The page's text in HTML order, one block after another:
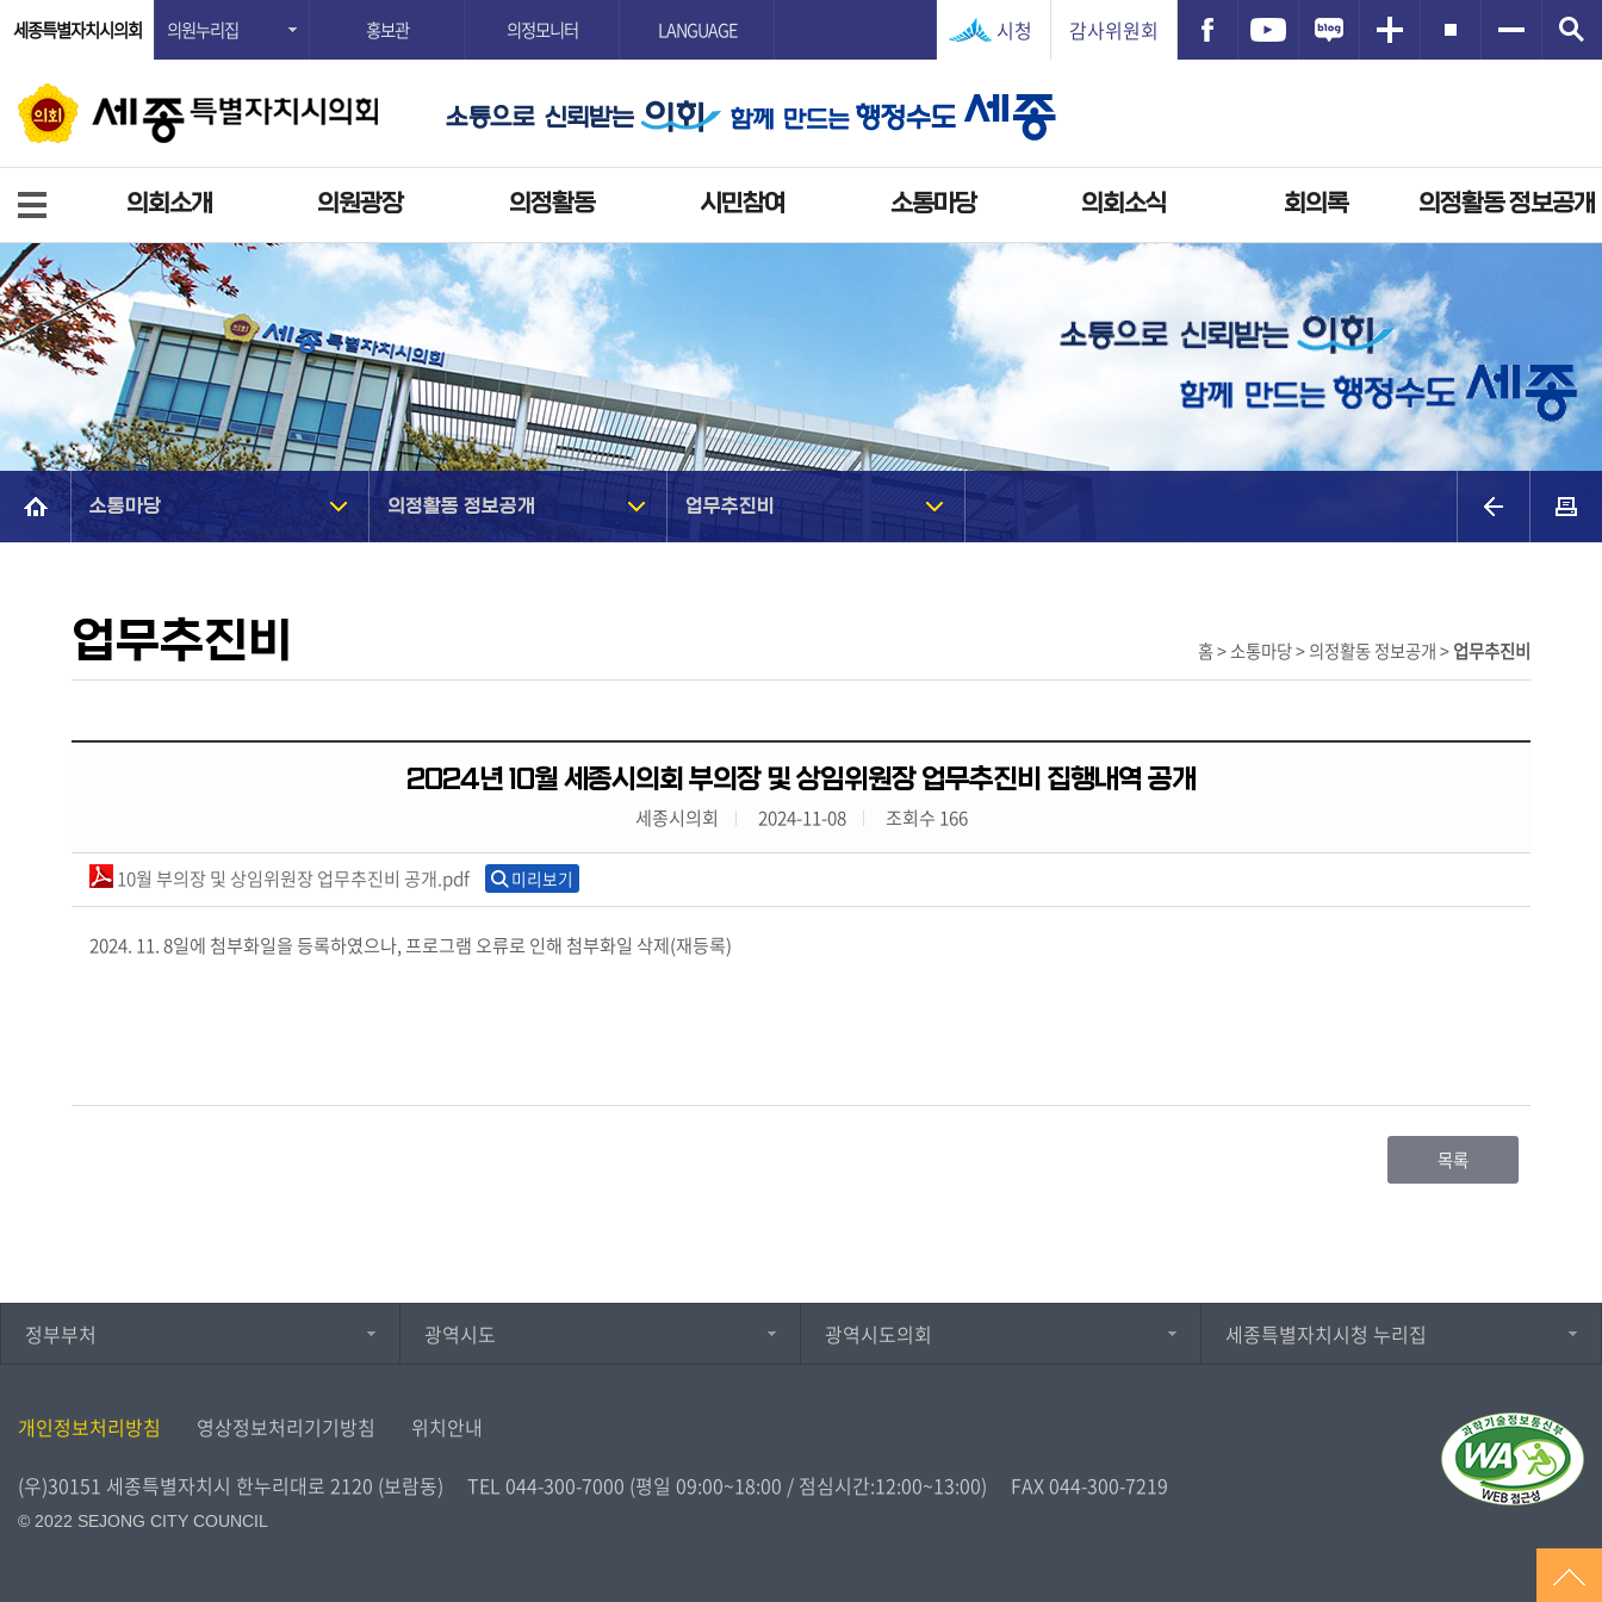
세종특별자치시의회 의원누리집 홍보관 의정모니터 LANGUAGE 시청 감사위원회
의회소개 의원광장 의정활동 시민참여 소통마당 의회소식 회의록 의정활동 정보공개
소통마당 의정활동 정보공개 업무추진비
홈 > 소통마당 > 의정활동 정보공개 >업무추진비
업무추진비
2024년 10월 세종시의회 부의장 및 상임위원장 업무추진비 집행내역 공개
세종시의회 2024-11-08 조회수 166
10월 부의장 및 상임위원장 업무추진비 공개.pdf 미리보기
2024. 11. 8일에 첨부화일을 등록하였으나, 프로그램 오류로 인해 첨부화일 삭제(재등록)
목록
정부부처 광역시도 광역시도의회 세종특별자치시청 누리집
개인정보처리방침 영상정보처리기기방침 위치안내
(우)30151 세종특별자치시 한누리대로 2120 (보람동) TEL 044-300-7000 (평일 09:00~18:00 / 점심시간:12:00~13:00) FAX 044-300-7219
© 2022 SEJONG CITY COUNCIL